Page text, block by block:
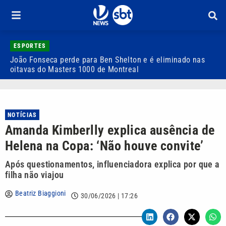
ESPORTES
João Fonseca perde para Ben Shelton e é eliminado nas
oitavas do Masters 1000 de Montreal
NOTÍCIAS
Amanda Kimberlly explica ausência de
Helena na Copa: ‘Não houve convite’
Após questionamentos, influenciadora explica por que a
filha não viajou
Beatriz Biaggioni 30/06/2026 | 17:26